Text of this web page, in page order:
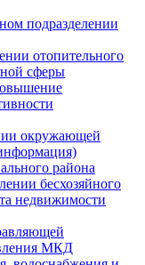
подразделении
отопительного
сферы
окружающей
района
бесхозяйного
недвижимости
МКД